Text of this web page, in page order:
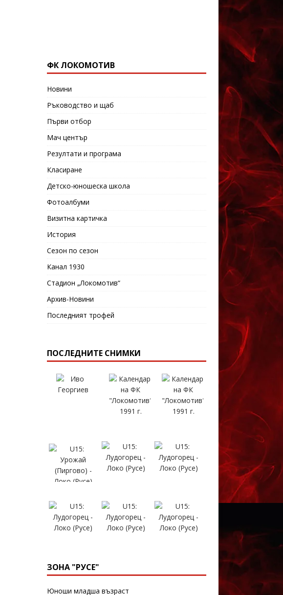
ФК ЛОКОМОТИВ
Новини
Ръководство и щаб
Първи отбор
Мач център
Резултати и програма
Класиране
Детско-юношеска школа
Фотоалбуми
Визитна картичка
История
Сезон по сезон
Канал 1930
Стадион „Локомотив“
Архив-Новини
Последният трофей
ПОСЛЕДНИТЕ СНИМКИ
ЗОНА "РУСЕ"
Юноши младша възраст